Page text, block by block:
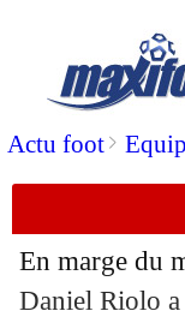
Actu foot>
En marge du
Daniel Riolo
07/09 Lille:
07/09 PSG:
:
07/09 PSG: